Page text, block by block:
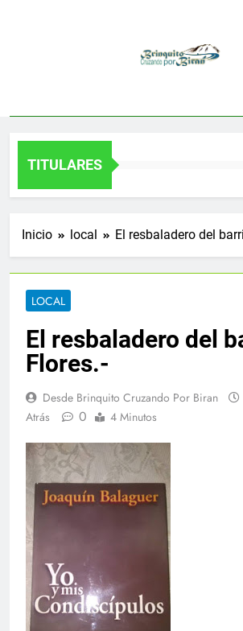
TITULARES
Inicio local El resbaladero del
LOCAL
El resbaladero del
Flores.-
Desde Brinquito Cruzando Por Biran
Atrás
0 4 Minutos